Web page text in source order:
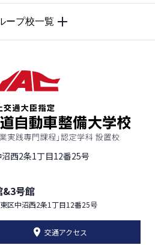
ープ校一覧
西2条1丁目12番25号
&3号館
区中沼西2条1丁目12番25号
交通アクセス